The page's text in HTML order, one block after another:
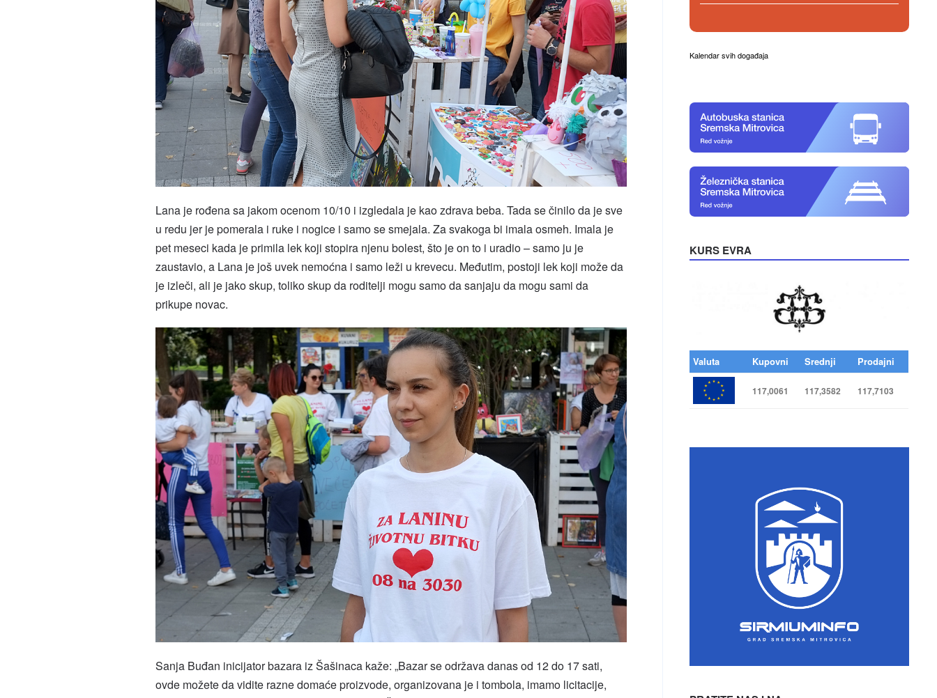
Lana je rođena sa jakom ocenom 10/10 i izgledala je kao zdrava beba. Tada se činilo da je sve
u redu jer je pomerala i ruke i nogice i samo se smejala. Za svakoga bi imala osmeh. Imala je
pet meseci kada je primila lek koji stopira njenu bolest, što je on to i uradio – samo ju je
zaustavio, a Lana je još uvek nemoćna i samo leži u krevecu. Međutim, postoji lek koji može da
je izleči, ali je jako skup, toliko skup da roditelji mogu samo da sanjaju da mogu sami da
prikupe novac.
Sanja Buđan inicijator bazara iz Šašinaca kaže: „Bazar se održava danas od 12 do 17 sati,
ovde možete da vidite razne domaće proizvode, organizovana je i tombola, imamo licitacije,
Kalendar svih događaja
KURS EVRA
Valuta Kupovni Srednji Prodajni
117,0061 117,3582 117,7103